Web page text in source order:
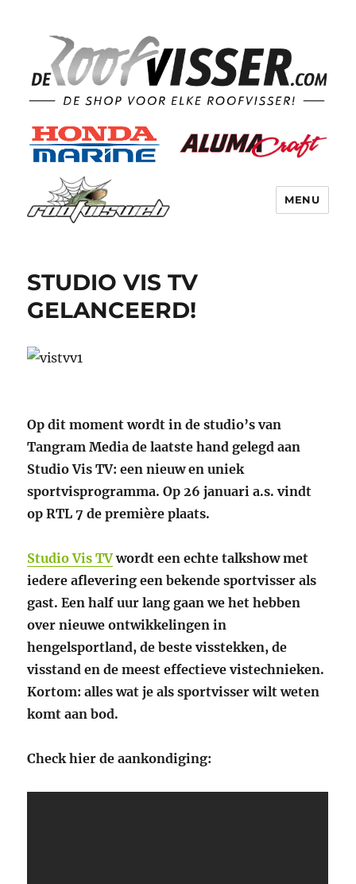
MENU
STUDIO VIS TV
GELANCEERD!
Op dit moment wordt in de studio’s van
Tangram Media de laatste hand gelegd aan
Studio Vis TV: een nieuw en uniek
sportvisprogramma. Op 26 januari a.s. vindt
op RTL 7 de première plaats.
Studio Vis TVwordt een echte talkshow met
iedere aflevering een bekende sportvisser als
gast. Een half uur lang gaan we het hebben
over nieuwe ontwikkelingen in
hengelsportland, de beste visstekken, de
visstand en de meest effectieve vistechnieken.
Kortom: alles wat je als sportvisser wilt weten
komt aan bod.
Check hier de aankondiging: